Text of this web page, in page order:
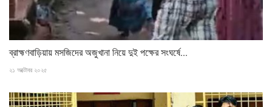
ব্রাহ্মণবাড়িয়ায় মসজিদের অজুখানা নিয়ে দুই পক্ষের সংঘর্ষে...
২১ অক্টোবর ২০২৫